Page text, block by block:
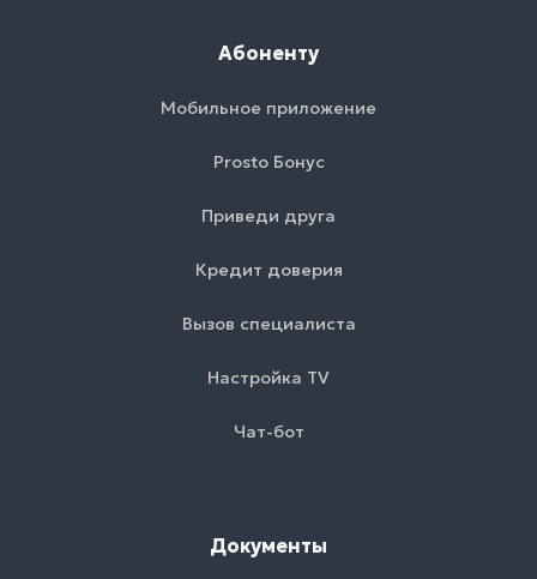
Абоненту
Мобильное приложение
Prosto Бонус
Приведи друга
Кредит доверия
Вызов специалиста
Настройка TV
Чат-бот
Документы